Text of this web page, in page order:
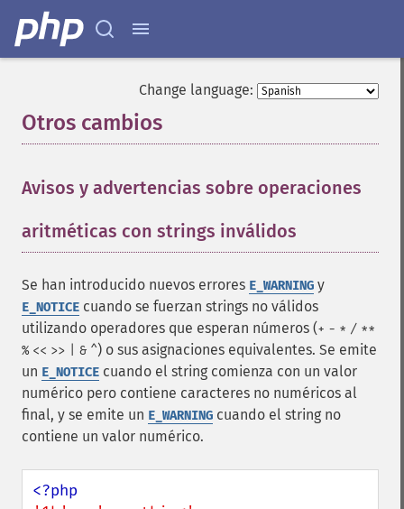
Change language:
Otros cambios
Avisos y advertencias sobre operaciones
aritméticas con strings inválidos
Se han introducido nuevos errores E_WARNING y
E_NOTICE cuando se fuerzan strings no válidos
utilizando operadores que esperan números (+ - * / **
% << >> & ^) o sus asignaciones equivalentes. Se emite
un E_NOTICE cuando el string comienza con un valor
numérico pero contiene caracteres no numéricos al
final, y se emite un E_WARNING cuando el string no
contiene un valor numérico.